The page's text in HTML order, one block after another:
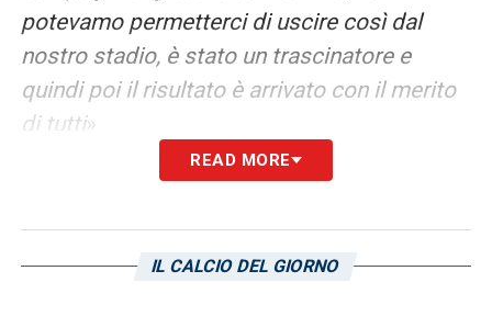
potevamo permetterci di uscire così dal
nostro stadio, è stato un trascinatore e
quindi poi il risultato è arrivato con il merito
di tutti»
– «Oggi decisivi sono stati la
voluto con tenacia questi tre punti,
READ MORE
IL CALCIO DEL GIORNO